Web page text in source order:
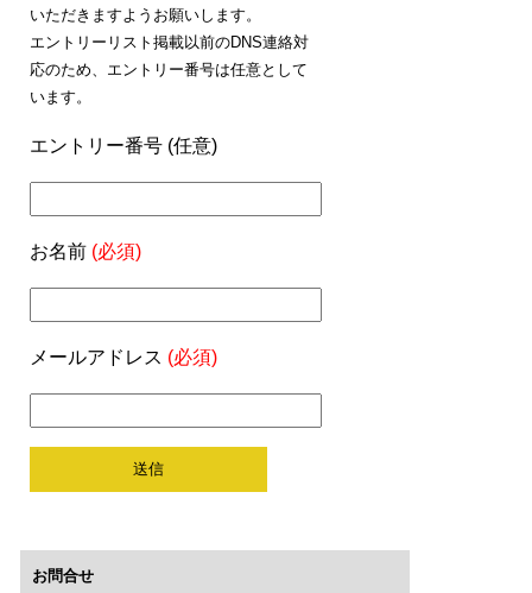
いただきますようお願いします。
エントリーリスト掲載以前のDNS連絡対
応のため、エントリー番号は任意として
います。
エントリー番号 (任意)
お名前 (必須)
メールアドレス (必須)
お問合せ